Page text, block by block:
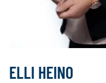
ELLI HEINO